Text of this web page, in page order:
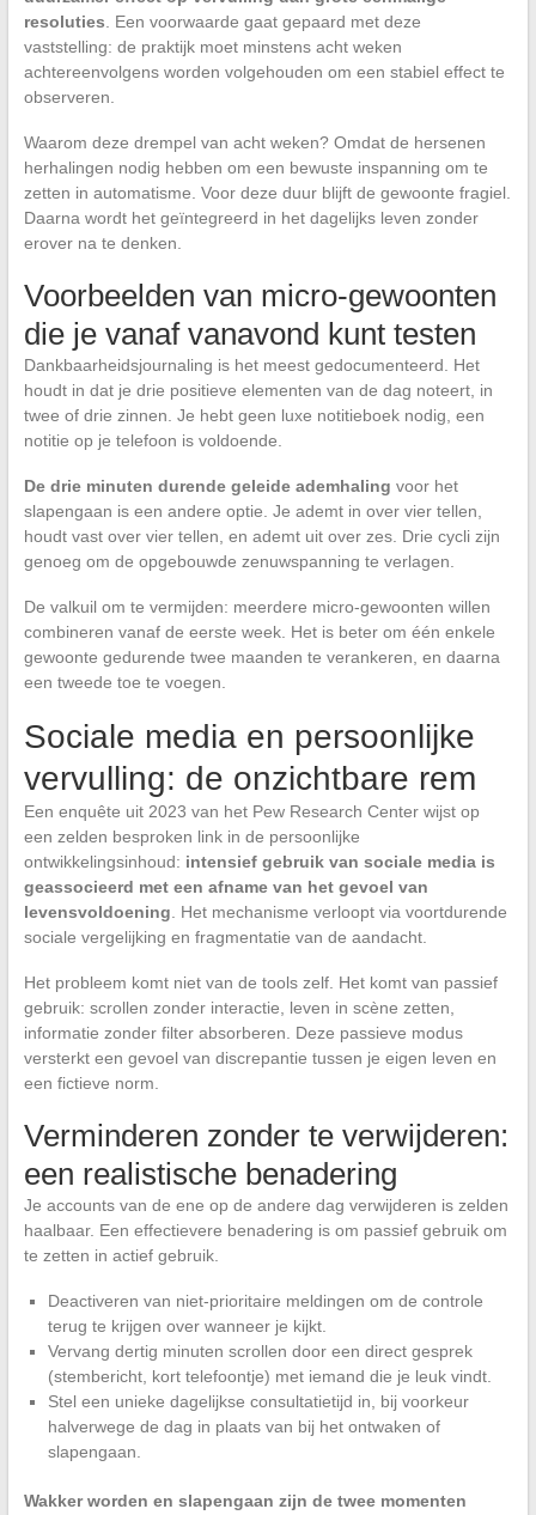
resoluties. Een voorwaarde gaat gepaard met deze
vaststelling: de praktijk moet minstens acht weken
achtereenvolgens worden volgehouden om een stabiel effect te
observeren.
Waarom deze drempel van acht weken? Omdat de hersenen
herhalingen nodig hebben om een bewuste inspanning om te
zetten in automatisme. Voor deze duur blijft de gewoonte fragiel.
Daarna wordt het geïntegreerd in het dagelijks leven zonder
erover na te denken.
Voorbeelden van micro-gewoonten
die je vanaf vanavond kunt testen
Dankbaarheidsjournaling is het meest gedocumenteerd. Het
houdt in dat je drie positieve elementen van de dag noteert, in
twee of drie zinnen. Je hebt geen luxe notitieboek nodig, een
notitie op je telefoon is voldoende.
De drie minuten durende geleide ademhaling voor het
slapengaan is een andere optie. Je ademt in over vier tellen,
houdt vast over vier tellen, en ademt uit over zes. Drie cycli zijn
genoeg om de opgebouwde zenuwspanning te verlagen.
De valkuil om te vermijden: meerdere micro-gewoonten willen
combineren vanaf de eerste week. Het is beter om één enkele
gewoonte gedurende twee maanden te verankeren, en daarna
een tweede toe te voegen.
Sociale media en persoonlijke
vervulling: de onzichtbare rem
Een enquête uit 2023 van het Pew Research Center wijst op
een zelden besproken link in de persoonlijke
ontwikkelingsinhoud: intensief gebruik van sociale media is
geassocieerd met een afname van het gevoel van
levensvoldoening. Het mechanisme verloopt via voortdurende
sociale vergelijking en fragmentatie van de aandacht.
Het probleem komt niet van de tools zelf. Het komt van passief
gebruik: scrollen zonder interactie, leven in scène zetten,
informatie zonder filter absorberen. Deze passieve modus
versterkt een gevoel van discrepantie tussen je eigen leven en
een fictieve norm.
Verminderen zonder te verwijderen:
een realistische benadering
Je accounts van de ene op de andere dag verwijderen is zelden
haalbaar. Een effectievere benadering is om passief gebruik om
te zetten in actief gebruik.
Deactiveren van niet-prioritaire meldingen om de controle
terug te krijgen over wanneer je kijkt.
Vervang dertig minuten scrollen door een direct gesprek
(stembericht, kort telefoontje) met iemand die je leuk vindt.
Stel een unieke dagelijkse consultatietijd in, bij voorkeur
halverwege de dag in plaats van bij het ontwaken of
slapengaan.
Wakker worden en slapengaan zijn de twee momenten